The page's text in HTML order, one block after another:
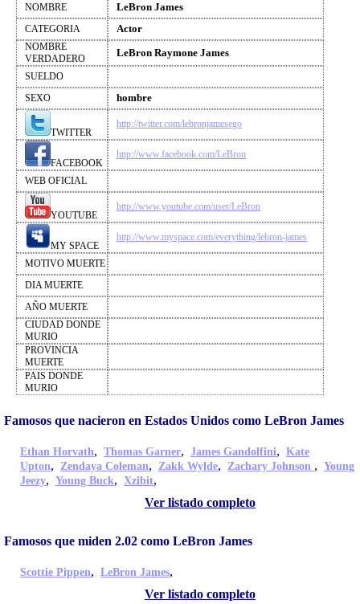
NOMBRE LeBron James
CATEGORIA Actor
NOMBRE
VERDADERO
LeBron Raymone James
SUELDO
SEXO
hombre
TWITTER
http://twitter.com/lebronjamesego
FACEBOOK
http://www.facebook.com/LeBron
WEB OFICIAL
YOUTUBE
http://www.youtube.com/user/LeBron
MY SPACE
http://www.myspace.com/everything/lebron-james
MOTIVO MUERTE
DIA MUERTE
AÑO MUERTE
CIUDAD DONDE
MURIO
PROVINCIA
MUERTE
PAIS DONDE
MURIO
Famosos que nacieron en Estados Unidos como LeBron James
Ethan Horvath, Thomas Garner, James Gandolfini, Kate
Upton, Zendaya Coleman, Zakk Wylde, Zachary Johnson , Young
Jeezy, Young Buck, Xzibit,
Ver listado completo
Famosos que miden 2.02 como LeBron James
Scottie Pippen, LeBron James,
Ver listado completo